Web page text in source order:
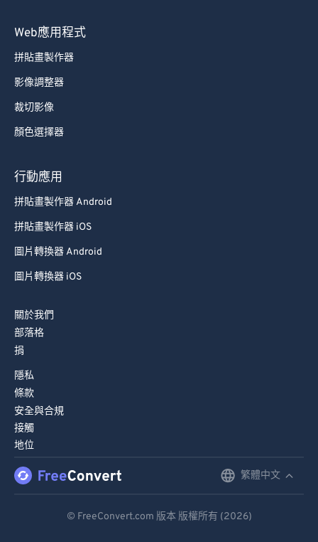
Web應用程式
拼貼畫製作器
影像調整器
裁切影像
顏色選擇器
行動應用
拼貼畫製作器 Android
拼貼畫製作器 iOS
圖片轉換器 Android
圖片轉換器 iOS
關於我們
部落格
捐
隱私
條款
安全與合規
接觸
地位
繁體中文
© FreeConvert.com 版本 版權所有 (2026)